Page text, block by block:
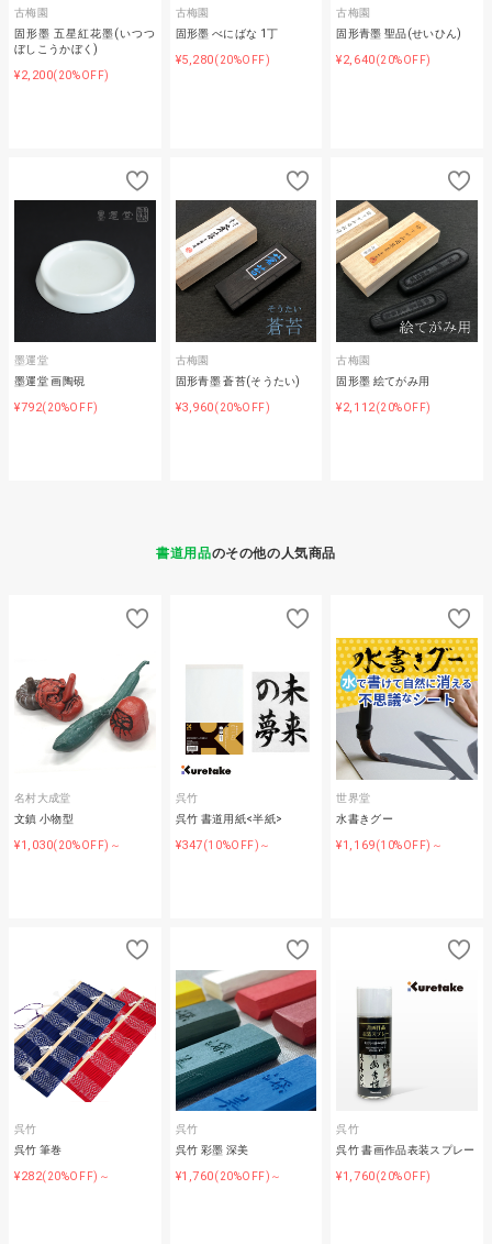
古梅園
固形墨 五星紅花墨(いつつ
ぼしこうかぼく)
¥2,200(20%OFF)
古梅園
固形墨 べにばな 1丁
¥5,280(20%OFF)
古梅園
固形青墨 聖品(せいひん)
¥2,640(20%OFF)
墨運堂
墨運堂 画陶硯
¥792(20%OFF)
古梅園
固形青墨 蒼苔(そうたい)
¥3,960(20%OFF)
古梅園
固形墨 絵てがみ用
¥2,112(20%OFF)
書道用品のその他の人気商品
名村大成堂
文鎮 小物型
¥1,030(20%OFF)～
呉竹
呉竹 書道用紙<半紙>
¥347(10%OFF)～
世界堂
水書きグー
¥1,169(10%OFF)～
呉竹
呉竹 筆巻
¥282(20%OFF)～
呉竹
呉竹 彩墨 深美
¥1,760(20%OFF)～
呉竹
呉竹 書画作品表装スプレー
¥1,760(20%OFF)